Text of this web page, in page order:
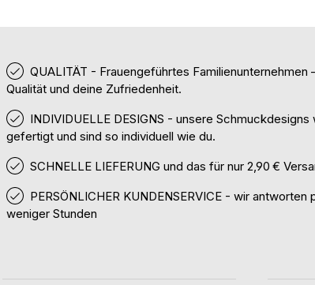
QUALITÄT - Frauengeführtes
Qualität und deine Zufriedenheit.
INDIVIDUELLE DESIGNS - unsere
gefertigt und sind so individuell wie du.
SCHNELLE LIEFERUNG und das für nur 2,90 €
PERSÖNLICHER KUNDENSERVICE - wir
weniger Stunden